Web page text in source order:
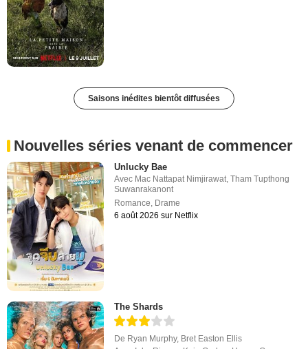
Saisons inédites bientôt diffusées
Nouvelles séries venant de commencer
Unlucky Bae
Avec Mac Nattapat Nimjirawat ,Tham Tupthong
Suwanrakanont
Romance Drame
6 août 2026 sur Netflix
The Shards
De Ryan Murphy, Bret Easton Ellis